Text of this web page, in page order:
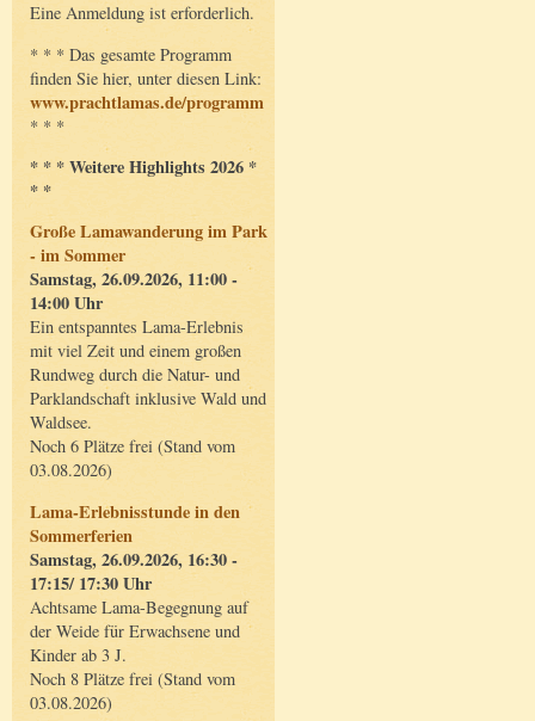
Eine Anmeldung ist erforderlich.
* * * Das gesamte Programm
finden Sie hier, unter diesen Link:
www.prachtlamas.de/programm
* * *
* * * Weitere Highlights 2026 *
* *
Große Lamawanderung im Park
- im Sommer
Samstag, 26.09.2026, 11:00 -
14:00 Uhr
Ein entspanntes Lama-Erlebnis
mit viel Zeit und einem großen
Rundweg durch die Natur- und
Parklandschaft inklusive Wald und
Waldsee.
Noch 6 Plätze frei (Stand vom
03.08.2026)
Lama-Erlebnisstunde in den
Sommerferien
Samstag, 26.09.2026, 16:30 -
17:15/ 17:30 Uhr
Achtsame Lama-Begegnung auf
der Weide für Erwachsene und
Kinder ab 3 J.
Noch 8 Plätze frei (Stand vom
03.08.2026)